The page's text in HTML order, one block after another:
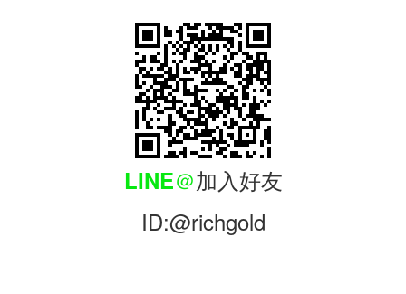
LINE＠加入好友
ID:@richgold